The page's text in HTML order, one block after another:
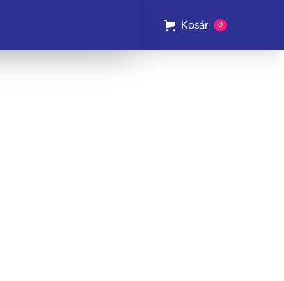
Kosár 0